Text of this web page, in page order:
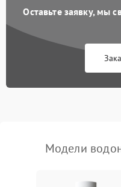
Оставьте заявку, мы
Модели